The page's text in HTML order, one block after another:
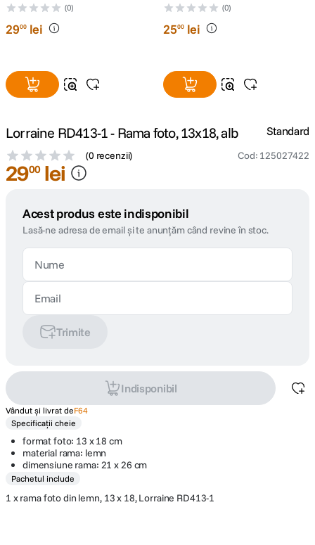
10 . dji osmo
(0)
2900 lei
(0)
2500 lei
Lorraine RD413-1 - Rama foto, 13x18, alb
(0 recenzii) Cod: 125027422
Standard
2900 lei
Acest produs este indisponibil
Lasă-ne adresa de email și te anunțăm când revine în stoc.
Trimite
Indisponibil
Vândut și livrat deF64
Specificații cheie
format foto: 13 x 18 cm
material rama: lemn
dimensiune rama: 21 x 26 cm
Pachetul include
1 x rama foto din lemn, 13 x 18, Lorraine RD413-1